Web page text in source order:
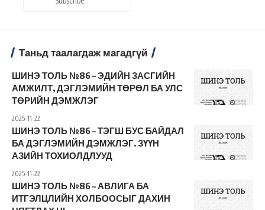
Таньд таалагдаж магадгүй
ШИНЭ ТОЛЬ №86 – ЭДИЙН ЗАСГИЙН
АМЖИЛТ, ДЭГЛЭМИЙН ТӨРӨЛ БА УЛС
ТӨРИЙН ДЭМЖЛЭГ
2025-11-22
ШИНЭ ТОЛЬ №86 – ТЭГШ БУС БАЙДАЛ
БА ДЭГЛЭМИЙН ДЭМЖЛЭГ. ЗҮҮН
АЗИЙН ТОХИОЛДЛУУД
2025-11-22
ШИНЭ ТОЛЬ №86 – АВЛИГА БА
ИТГЭЛЦЛИЙН ХОЛБООСЫГ ДАХИН